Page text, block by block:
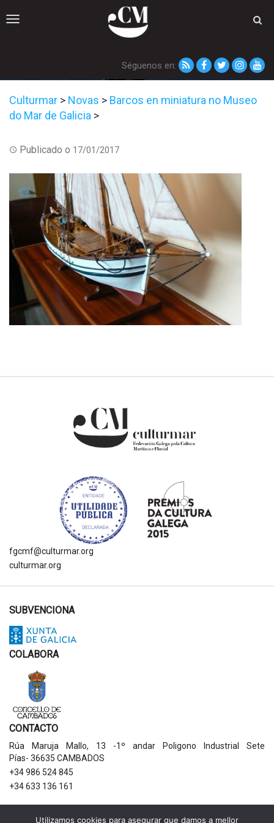
Toggle
Séguenos en:
Culturmar > Novas > Barcos en miniatura no Museo
do Mar de Galicia >
Publicado o 17/01/2017
fgcmf@culturmar.org
culturmar.org
SUBVENCIONA
COLABORA
CONTACTO
Rúa Maruja Mallo, 13 -1º andar Poligono Industrial Sete
Pías- 36635 CAMBADOS
+34 986 524 845
+34 633 136 161
AVISOS LEGAIS
Utilizamos cookies para asegurar que damos a mellor